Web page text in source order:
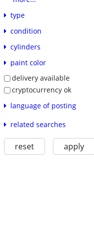
type
condition
cylinders
paint color
delivery available
cryptocurrency ok
language of posting
related searches
reset apply